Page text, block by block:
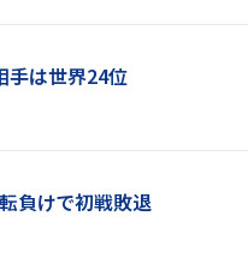
手は世界24位
負けで初戦敗退